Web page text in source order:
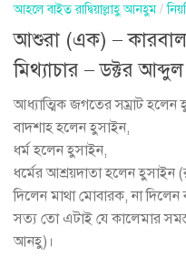
আহলে বাইত রাদ্বিয়াল্লাহু আনহুম/
আশুরা (এক) –
মিথ্যাচার – ডক্টর
আধ্যাত্মিক জগতের সম্রাট হলেন
বাদশাহ হলেন হুসাইন,
ধর্ম হলেন হুসাইন,
ধর্মের আশ্রয়দাতা হলেন হুসাইন
দিলেন মাথা মোবারক, না দিলেন
সত্য তো এটাই যে কালেমার সমস্ত
আনহু)।